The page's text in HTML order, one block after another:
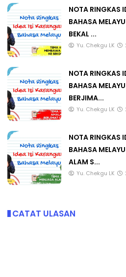
NOTA RINGKAS
BAHASA
BEKAL ...
Yu. Chekgu LK
NOTA RINGKAS
BAHASA
BERJIMA...
Yu. Chekgu LK
NOTA RINGKAS
BAHASA
ALAM S...
Yu. Chekgu LK
CATAT ULASAN